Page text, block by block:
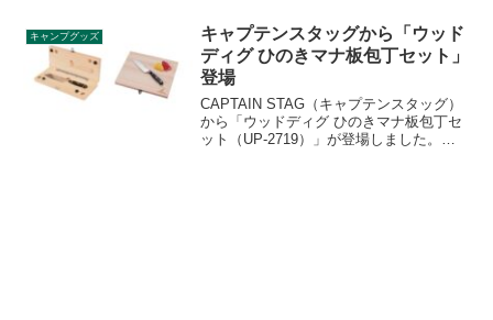
細をレビューします。
キャンプグッズ
キャプテンスタッグから「ウッド
ディグ ひのきマナ板包丁セット」
登場
CAPTAIN STAG（キャプテンスタッグ）
から「ウッドディグ ひのきマナ板包丁セ
ット（UP-2719）」が登場しました。国